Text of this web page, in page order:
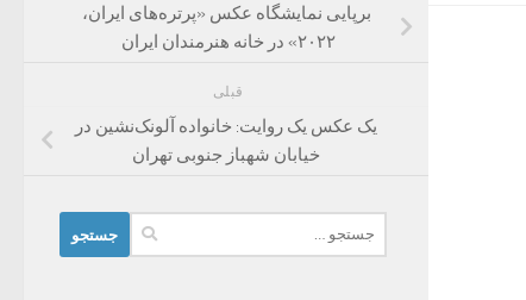
برپایی نمایشگاه عکس «پرتره‌های ایران،
۲۰۲۲»‌ در خانه هنرمندان ایران
قبلی
یک عکس یک روایت: خانواده آلونک‌نشین در
خیابان شهباز جنوبی تهران
برای: